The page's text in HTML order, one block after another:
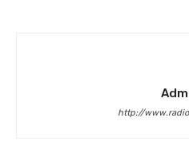
http://